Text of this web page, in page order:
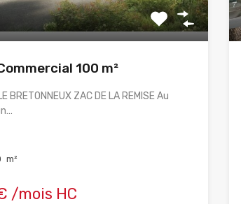
100 m²
BRETONNEUX ZAC DE LA REMISE Au
m²
/mois HC